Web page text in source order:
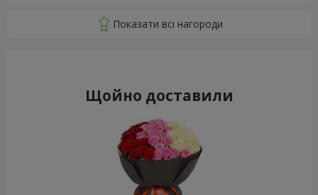
Щойно доставили